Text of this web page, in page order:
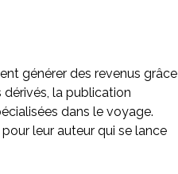
générer des revenus grâce
la publication
dans le voyage.
leur auteur qui se lance